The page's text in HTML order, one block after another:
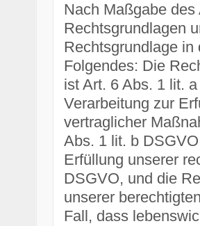
Nach Maßgabe
Rechtsgrundlagen
Rechtsgrundlage
Folgendes: Die
ist Art. 6 Abs. 1 lit.
Verarbeitung zur
vertraglicher
Abs. 1 lit. b
Erfüllung unserer
DSGVO, und die
unserer
Fall, dass